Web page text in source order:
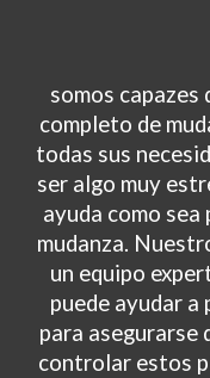
somos capazes
completo de
todas sus
ser algo muy
ayuda como sea
mudanza.
un equipo
puede ayudar a
para asegurarse
controlar estos